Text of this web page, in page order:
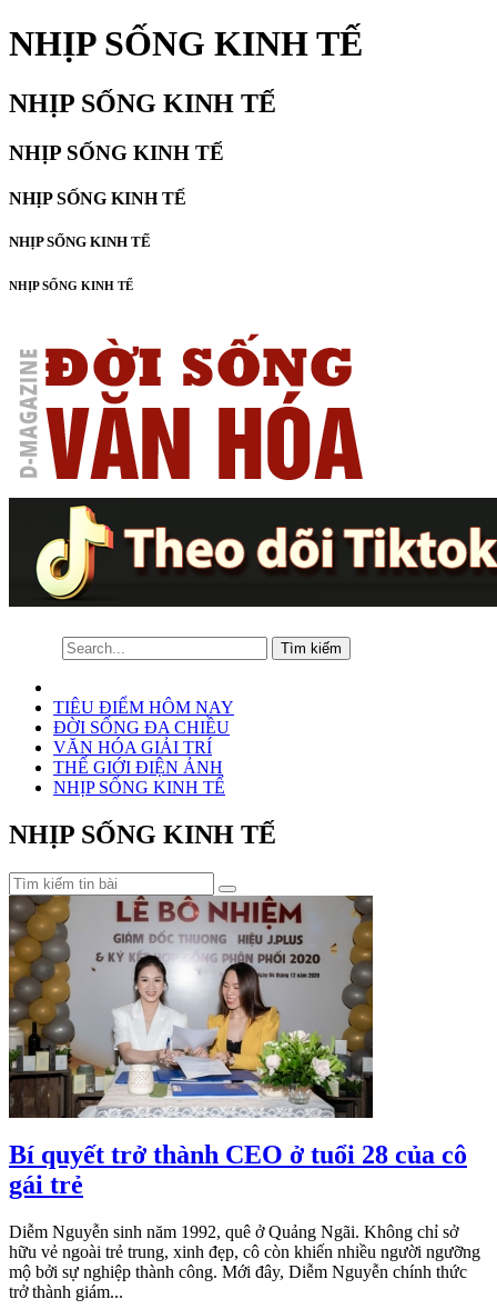
NHỊP SỐNG KINH TẾ
NHỊP SỐNG KINH TẾ
NHỊP SỐNG KINH TẾ
NHỊP SỐNG KINH TẾ
NHỊP SỐNG KINH TẾ
NHỊP SỐNG KINH TẾ
TIÊU ĐIỂM HÔM NAY
ĐỜI SỐNG ĐA CHIỀU
VĂN HÓA GIẢI TRÍ
THẾ GIỚI ĐIỆN ẢNH
NHỊP SỐNG KINH TẾ
NHỊP SỐNG KINH TẾ
Bí quyết trở thành CEO ở tuổi 28 của cô
gái trẻ
Diễm Nguyễn sinh năm 1992, quê ở Quảng Ngãi. Không chỉ sở
hữu vẻ ngoài trẻ trung, xinh đẹp, cô còn khiến nhiều người ngưỡng
mộ bởi sự nghiệp thành công. Mới đây, Diễm Nguyễn chính thức
trở thành giám...